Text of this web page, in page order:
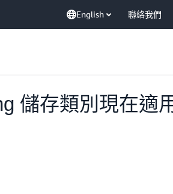
English 聯絡我們
儲存類別現在適